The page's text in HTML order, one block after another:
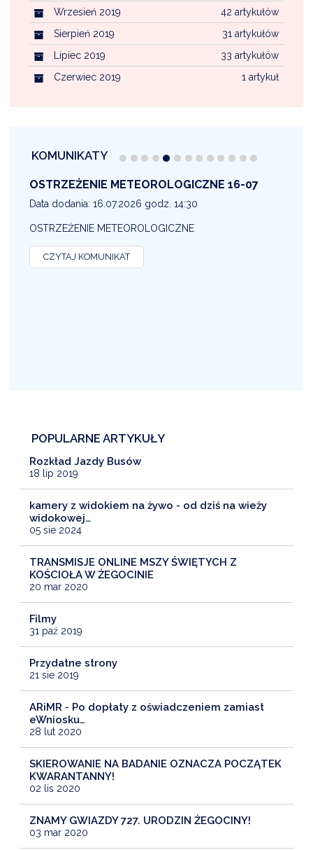
42 artykułów
Wrzesień 2019
31 artykułów
Sierpień 2019
33 artykułów
Lipiec 2019
1 artykuł
Czerwiec 2019
KOMUNIKATY
OSTRZEŻENIE METEOROLOGICZNE 16-07
Data dodania: 16.07.2026 godz. 14:30
OSTRZEŻENIE METEOROLOGICZNE
CZYTAJ KOMUNIKAT
POPULARNE ARTYKUŁY
Rozkład Jazdy Busów
18 lip 2019
kamery z widokiem na żywo - od dziś na wieży
widokowej…
05 sie 2024
TRANSMISJE ONLINE MSZY ŚWIĘTYCH Z
KOŚCIOŁA W ŻEGOCINIE
20 mar 2020
Filmy
31 paź 2019
Przydatne strony
21 sie 2019
ARiMR - Po dopłaty z oświadczeniem zamiast
eWniosku…
28 lut 2020
SKIEROWANIE NA BADANIE OZNACZA POCZĄTEK
KWARANTANNY!
02 lis 2020
ZNAMY GWIAZDY 727. URODZIN ŻEGOCINY!
03 mar 2020